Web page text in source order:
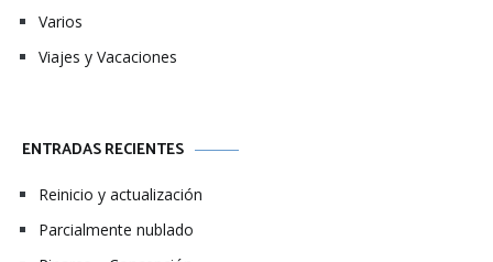
Varios
Viajes y Vacaciones
ENTRADAS RECIENTES
Reinicio y actualización
Parcialmente nublado